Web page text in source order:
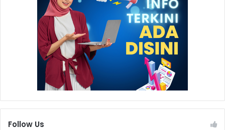
Follow Us